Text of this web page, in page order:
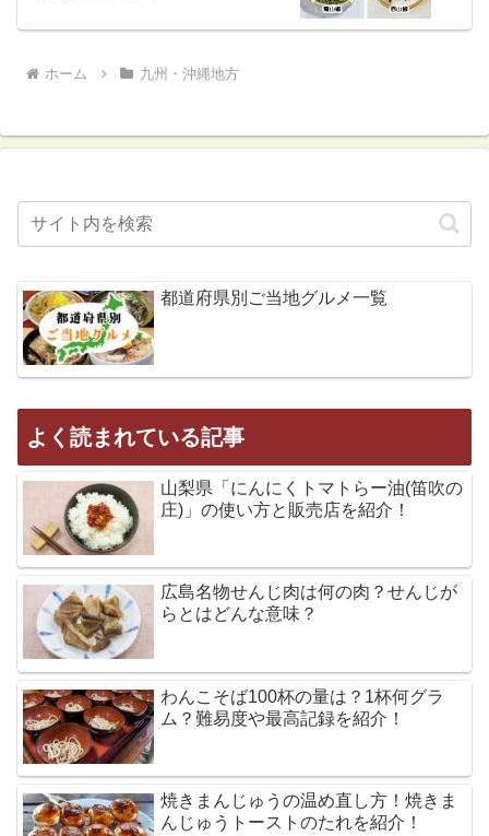
ホーム 九州・沖縄地方
都道府県別ご当地グルメ一覧
よく読まれている記事
山梨県「にんにくトマトらー油(笛吹の
庄)」の使い方と販売店を紹介！
広島名物せんじ肉は何の肉？せんじが
らとはどんな意味？
わんこそば100杯の量は？1杯何グラ
ム？難易度や最高記録を紹介！
焼きまんじゅうの温め直し方！焼きま
んじゅうトーストのたれを紹介！